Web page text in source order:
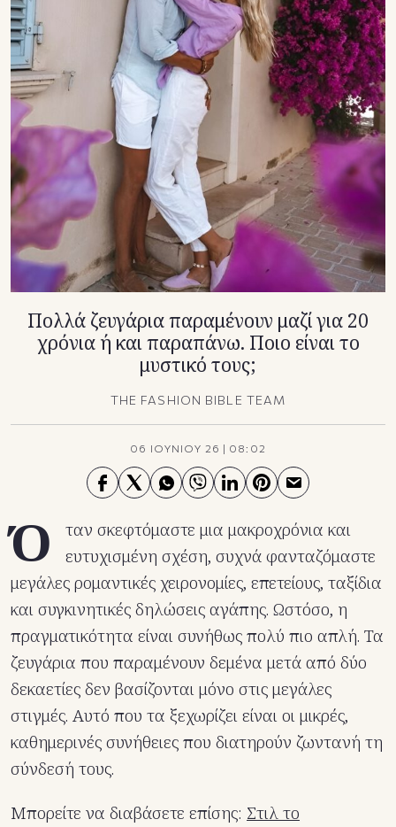
TikTok
X(Twitter)
Πολλά ζευγάρια παραμένουν μαζί για 20
χρόνια ή και παραπάνω. Ποιο είναι το
μυστικό τους;
THE FASHION BIBLE TEAM
06 ΙΟΥΝΙΟΥ 26 | 08:02
Ό
ταν σκεφτόμαστε μια μακροχρόνια και
ευτυχισμένη σχέση, συχνά φανταζόμαστε
μεγάλες ρομαντικές χειρονομίες, επετείους, ταξίδια
και συγκινητικές δηλώσεις αγάπης. Ωστόσο, η
πραγματικότητα είναι συνήθως πολύ πιο απλή. Τα
ζευγάρια που παραμένουν δεμένα μετά από δύο
δεκαετίες δεν βασίζονται μόνο στις μεγάλες
στιγμές. Αυτό που τα ξεχωρίζει είναι οι μικρές,
καθημερινές συνήθειες που διατηρούν ζωντανή τη
σύνδεσή τους.
Μπορείτε να διαβάσετε επίσης: Στιλ το